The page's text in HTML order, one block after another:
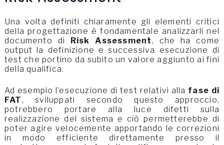
Una volta definiti chiaramente gli elementi critici
della progettazione è fondamentale analizzarli nel
documento di
Risk Assessment, che ha come
output la definizione e successiva esecuzione di
test che portino da subito un valore aggiunto ai fini
della qualifica.
Ad esempio l’esecuzione di test relativi alla fase di
FAT, sviluppati secondo questo approccio,
potrebbero portare alla luce difetti sulla
realizzazione del sistema e ciò permetterebbe di
poter agire velocemente apportando le correzioni
in modo efficiente direttamente presso il